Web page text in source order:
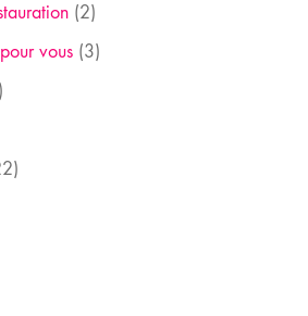
(2)
vous (3)